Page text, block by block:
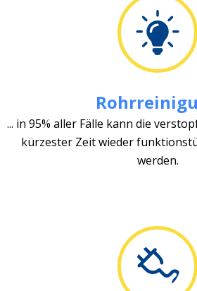
... in 95% aller Fälle kann die
kürzester Zeit wieder
werden.